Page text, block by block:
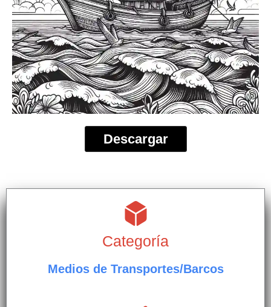
Descargar
Categoría
Medios de Transportes/Barcos